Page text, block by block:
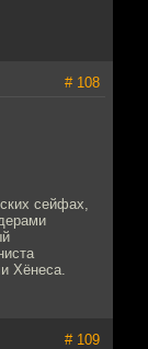
# 108
сейфах,
Хёнеса.
# 109